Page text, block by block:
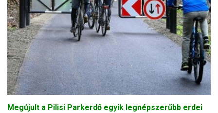
Megújult a Pilisi Parkerdő egyik legnépszerűbb erdei